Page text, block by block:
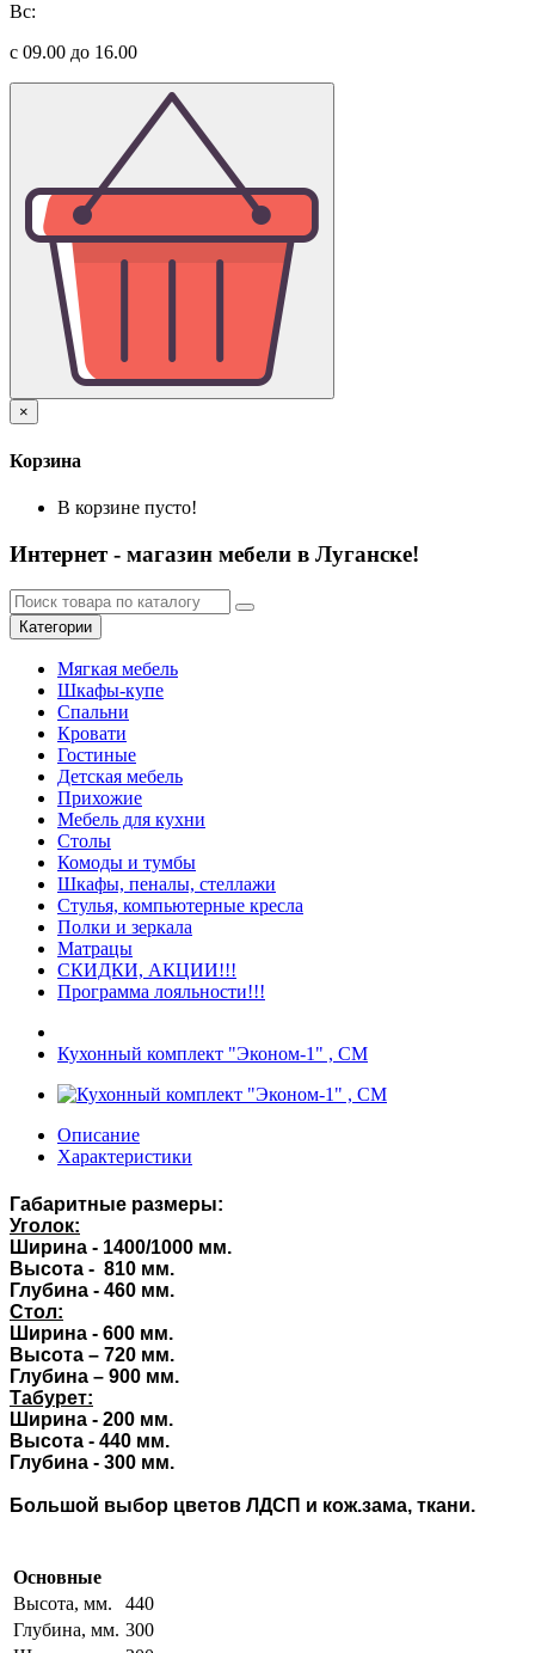
Вс:
с 09.00 до 16.00
×
Корзина
В корзине пусто!
Интернет - магазин мебели в Луганске!
Категории
Мягкая мебель
Шкафы-купе
Спальни
Кровати
Гостиные
Детская мебель
Прихожие
Мебель для кухни
Столы
Комоды и тумбы
Шкафы, пеналы, стеллажи
Стулья, компьютерные кресла
Полки и зеркала
Матрацы
СКИДКИ, АКЦИИ!!!
Программа лояльности!!!
Кухонный комплект "Эконом-1" , СМ
Описание
Характеристики
Габаритные размеры:
Уголок:
Ширина - 1400/1000 мм.
Высота - 810 мм.
Глубина - 460 мм.
Стол:
Ширина - 600 мм.
Высота – 720 мм.
Глубина – 900 мм.
Табурет:
Ширина - 200 мм.
Высота - 440 мм.
Глубина - 300 мм.
Большой выбор цветов ЛДСП и кож.зама, ткани.
Основные
Высота, мм.
440
Глубина, мм. 300